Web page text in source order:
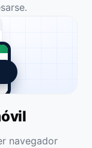
navegador